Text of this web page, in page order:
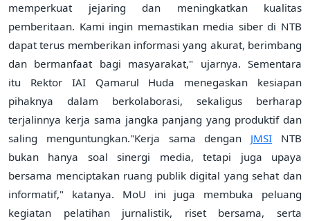
memperkuat jejaring dan meningkatkan kualitas
pemberitaan. Kami ingin memastikan media siber di NTB
dapat terus memberikan informasi yang akurat, berimbang
dan bermanfaat bagi masyarakat," ujarnya. Sementara
itu Rektor IAI Qamarul Huda menegaskan kesiapan
pihaknya dalam berkolaborasi, sekaligus berharap
terjalinnya kerja sama jangka panjang yang produktif dan
saling menguntungkan."Kerja sama dengan JMSI NTB
bukan hanya soal sinergi media, tetapi juga upaya
bersama menciptakan ruang publik digital yang sehat dan
informatif," katanya. MoU ini juga membuka peluang
kegiatan pelatihan jurnalistik, riset bersama, serta